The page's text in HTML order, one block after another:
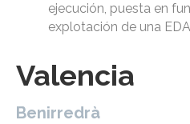
ejecución, puesta en
explotación de una
Valencia
Benirredrà